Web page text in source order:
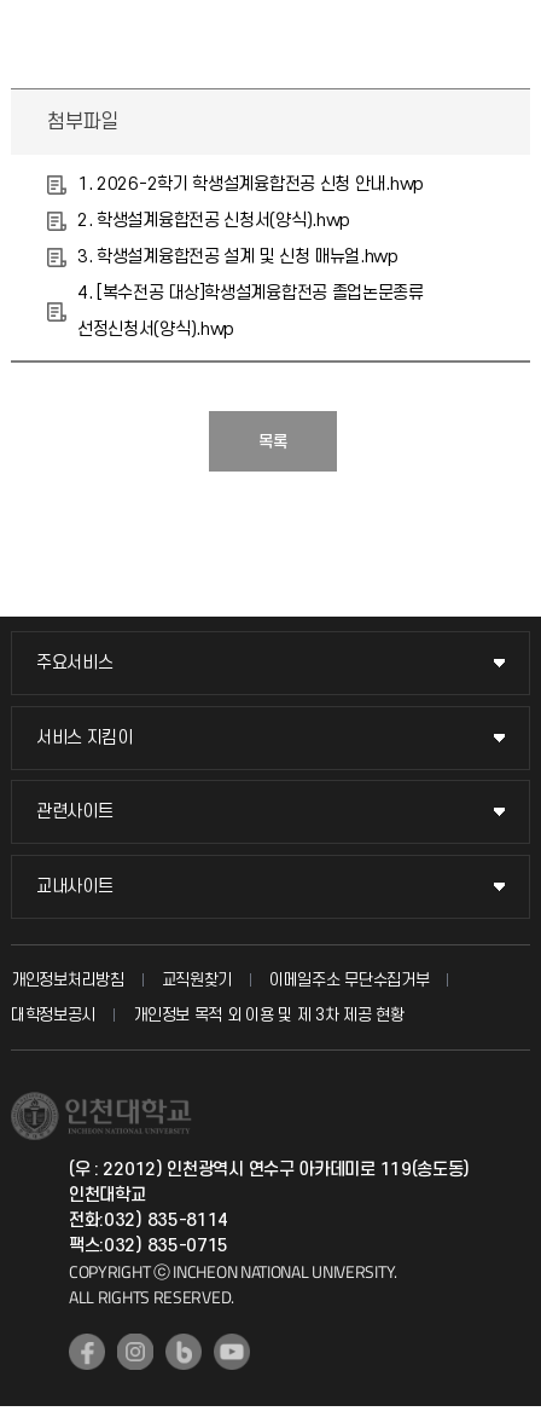
첨부파일
1. 2026-2학기 학생설계융합전공 신청 안내.hwp
2. 학생설계융합전공 신청서(양식).hwp
3. 학생설계융합전공 설계 및 신청 매뉴얼.hwp
4. [복수전공 대상]학생설계융합전공 졸업논문종류
선정신청서(양식).hwp
목록
주요서비스
주요서비스
교무회의방송
입학안내
취업정보(학생)
서비스 지킴이
서비스 지킴이
묻고 답하기
칭찬마당
학생서비스 지킴이
관련사이트
관련사이트
국방헬프콜
총동문회
교내사이트
교내사이트
교수회
교육혁신본부
국제지원과
공자아카데미
기초교육원
개인정보처리방침 교직원찾기
이메일주소 무단수집거부
대학정보공시
개인정보 목적 외 이용 및 제 3차 제공 현황
(우 : 22012) 인천광역시 연수구 아카데미로 119(송도동)
인천대학교
전화:032) 835-8114
팩스:032) 835-0715
COPYRIGHT ⓒ INCHEON NATIONAL UNIVERSITY.
ALL RIGHTS RESERVED.